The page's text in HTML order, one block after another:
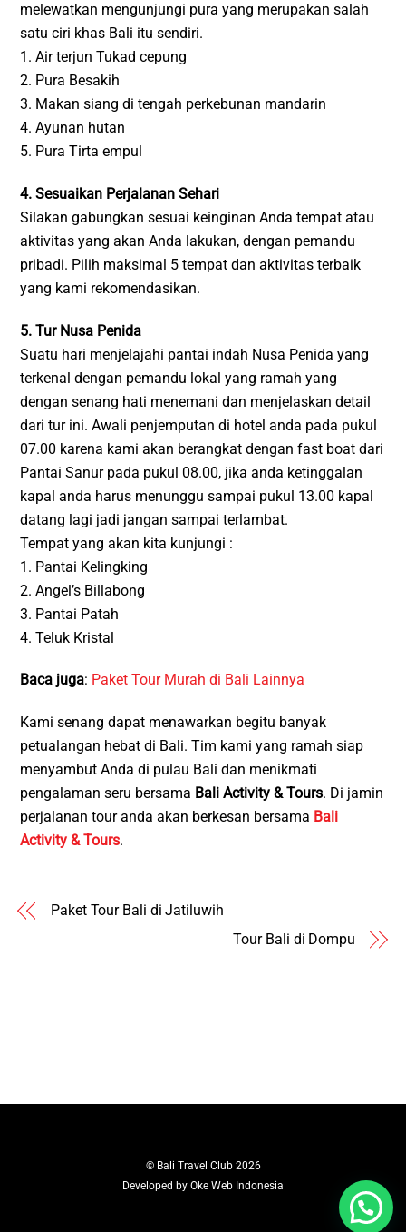
melewatkan mengunjungi pura yang merupakan salah
satu ciri khas Bali itu sendiri.
1. Air terjun Tukad cepung
2. Pura Besakih
3. Makan siang di tengah perkebunan mandarin
4. Ayunan hutan
5. Pura Tirta empul
4. Sesuaikan Perjalanan Sehari
Silakan gabungkan sesuai keinginan Anda tempat atau
aktivitas yang akan Anda lakukan, dengan pemandu
pribadi. Pilih maksimal 5 tempat dan aktivitas terbaik
yang kami rekomendasikan.
5. Tur Nusa Penida
Suatu hari menjelajahi pantai indah Nusa Penida yang
terkenal dengan pemandu lokal yang ramah yang
dengan senang hati menemani dan menjelaskan detail
dari tur ini. Awali penjemputan di hotel anda pada pukul
07.00 karena kami akan berangkat dengan fast boat dari
Pantai Sanur pada pukul 08.00, jika anda ketinggalan
kapal anda harus menunggu sampai pukul 13.00 kapal
datang lagi jadi jangan sampai terlambat.
Tempat yang akan kita kunjungi :
1. Pantai Kelingking
2. Angel’s Billabong
3. Pantai Patah
4. Teluk Kristal
Baca juga: Paket Tour Murah di Bali Lainnya
Kami senang dapat menawarkan begitu banyak
petualangan hebat di Bali. Tim kami yang ramah siap
menyambut Anda di pulau Bali dan menikmati
pengalaman seru bersama Bali Activity & Tours. Di jamin
perjalanan tour anda akan berkesan bersama Bali
Activity & Tours.
Paket Tour Bali di Jatiluwih
Tour Bali di Dompu
© Bali Travel Club2026
Developed by Oke Web Indonesia